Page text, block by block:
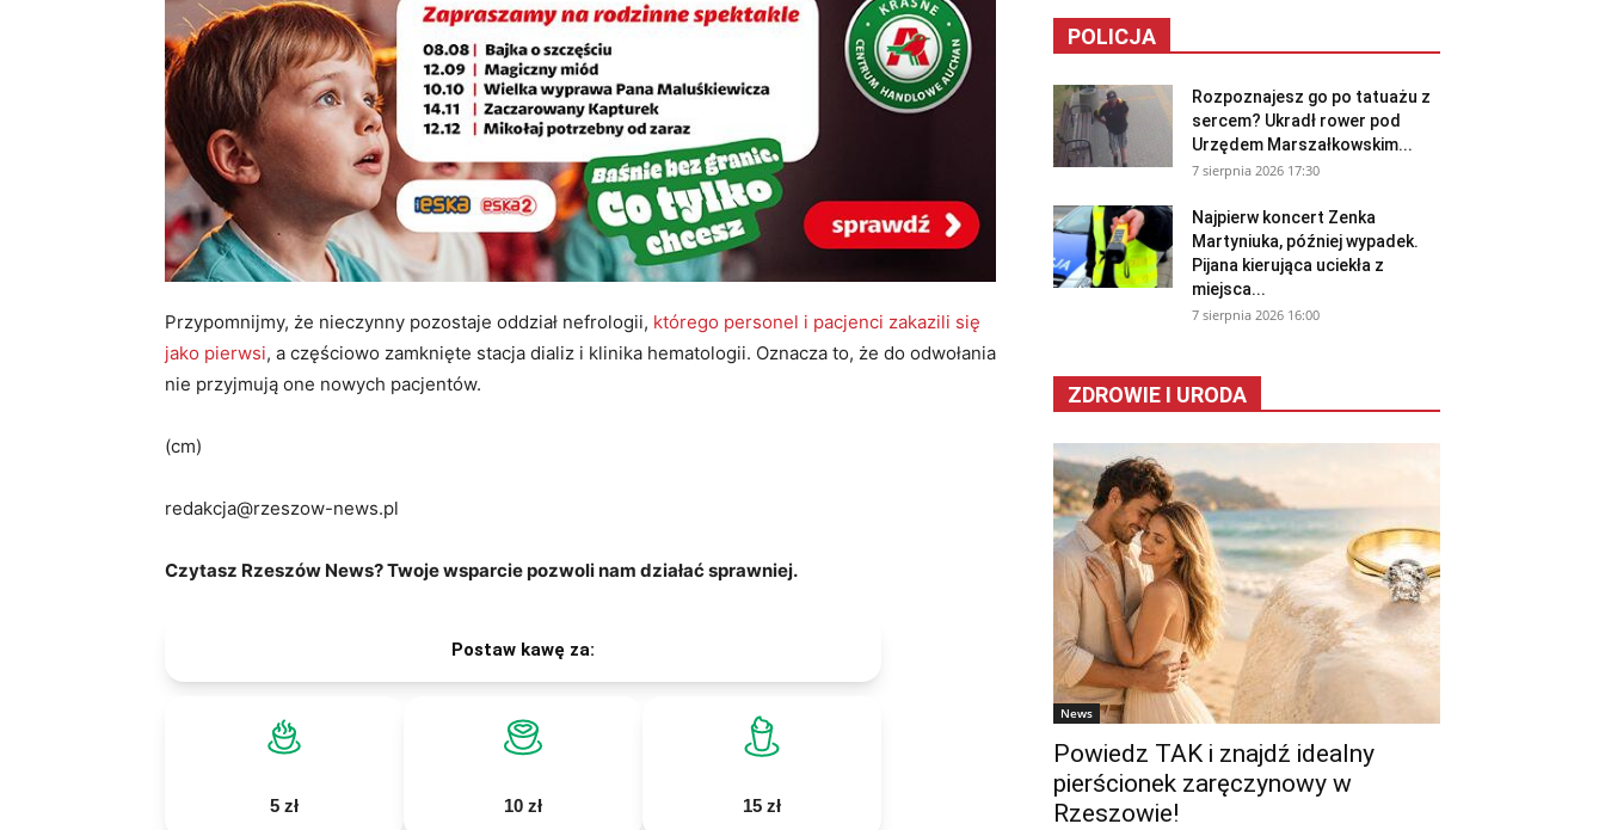
Przypomnijmy, że nieczynny pozostaje oddział nefrologii, którego personel i pacjenci zakazili się
jako pierwsi, a częściowo zamknięte stacja dializ i klinika hematologii. Oznacza to, że do odwołania
nie przyjmują one nowych pacjentów.
(cm)
redakcja@rzeszow-news.pl
Czytasz Rzeszów News? Twoje wsparcie pozwoli nam działać sprawniej.
Postaw kawę za:
5 zł 10 zł 15 zł
POLICJA
Rozpoznajesz go po tatuażu z
sercem? Ukradł rower pod
Urzędem Marszałkowskim...
7 sierpnia 2026 17:30
Najpierw koncert Zenka
Martyniuka, później wypadek.
Pijana kierująca uciekła z
miejsca...
7 sierpnia 2026 16:00
ZDROWIE I URODA
News
Powiedz TAK i znajdź idealny
pierścionek zaręczynowy w
Rzeszowie!